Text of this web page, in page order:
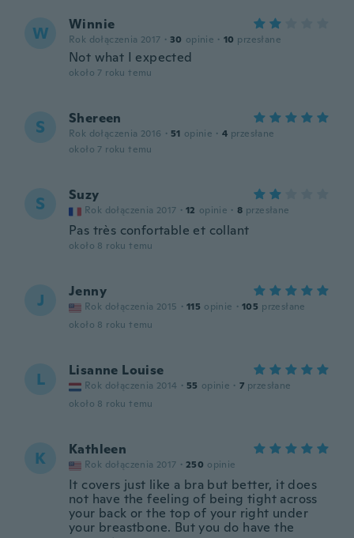
W Winnie
Rok dołączenia 2017 · 30 opinie · 10 przesłane
Not what I expected
około 7 roku temu
S Shereen
Rok dołączenia 2016 · 51 opinie · 4 przesłane
około 7 roku temu
S Suzy
Rok dołączenia 2017 · 12 opinie · 8 przesłane
Pas très confortable et collant
około 8 roku temu
J Jenny
Rok dołączenia 2015 · 115 opinie · 105 przesłane
około 8 roku temu
L Lisanne Louise
Rok dołączenia 2014 · 55 opinie · 7 przesłane
około 8 roku temu
K Kathleen
Rok dołączenia 2017 · 250 opinie
It covers just like a bra but better, it does
not have the feeling of being tight across
your back or the top of your right under
your breastbone. But you do have the